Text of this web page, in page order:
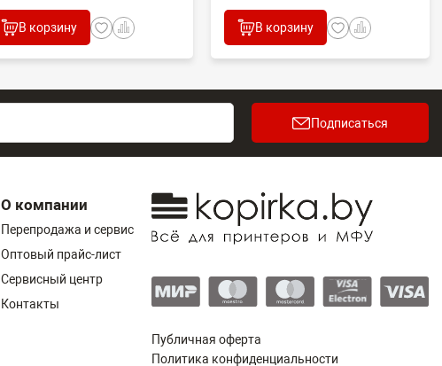
В корзину В корзину
Подписаться
О компании
Перепродажа и сервис
Оптовый прайс-лист
Сервисный центр
Контакты
Публичная оферта
Политика конфиденциальности